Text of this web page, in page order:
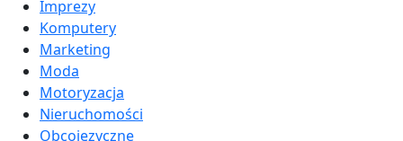
Imprezy
Komputery
Marketing
Moda
Motoryzacja
Nieruchomości
Obcojęzyczne